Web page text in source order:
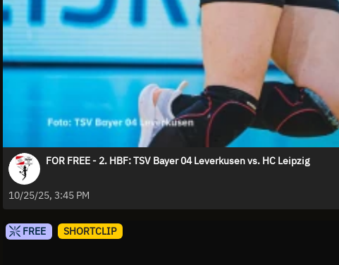
FOR FREE - 2. HBF: TSV Bayer 04 Leverkusen vs. HC Leipzig
10/25/25, 3:45 PM
FREE SHORTCLIP